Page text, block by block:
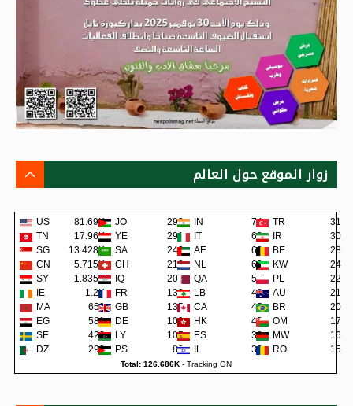
زوار الموقع حول العالم
US 81.69K JO 293 IN 74 TR
31
TN
17.96K YE 291 IT 62 IR
30
SG
13.428K SA 242 AE 62 BE
28
CN
5.715K CH 219 NL 60 KW
24
SY
1.835K IQ 202 QA 57 PL
22
IE
1.2K FR 138 LB 48 AU
21
MA
659 GB 135 CA 45 BR
20
EG
581 DE 109 HK 42 OM
17
SE
422 LY 105 ES 38 MW
16
DZ
299 PS 80 IL 36 RO 15
Total: 126.686K- Tracking ON